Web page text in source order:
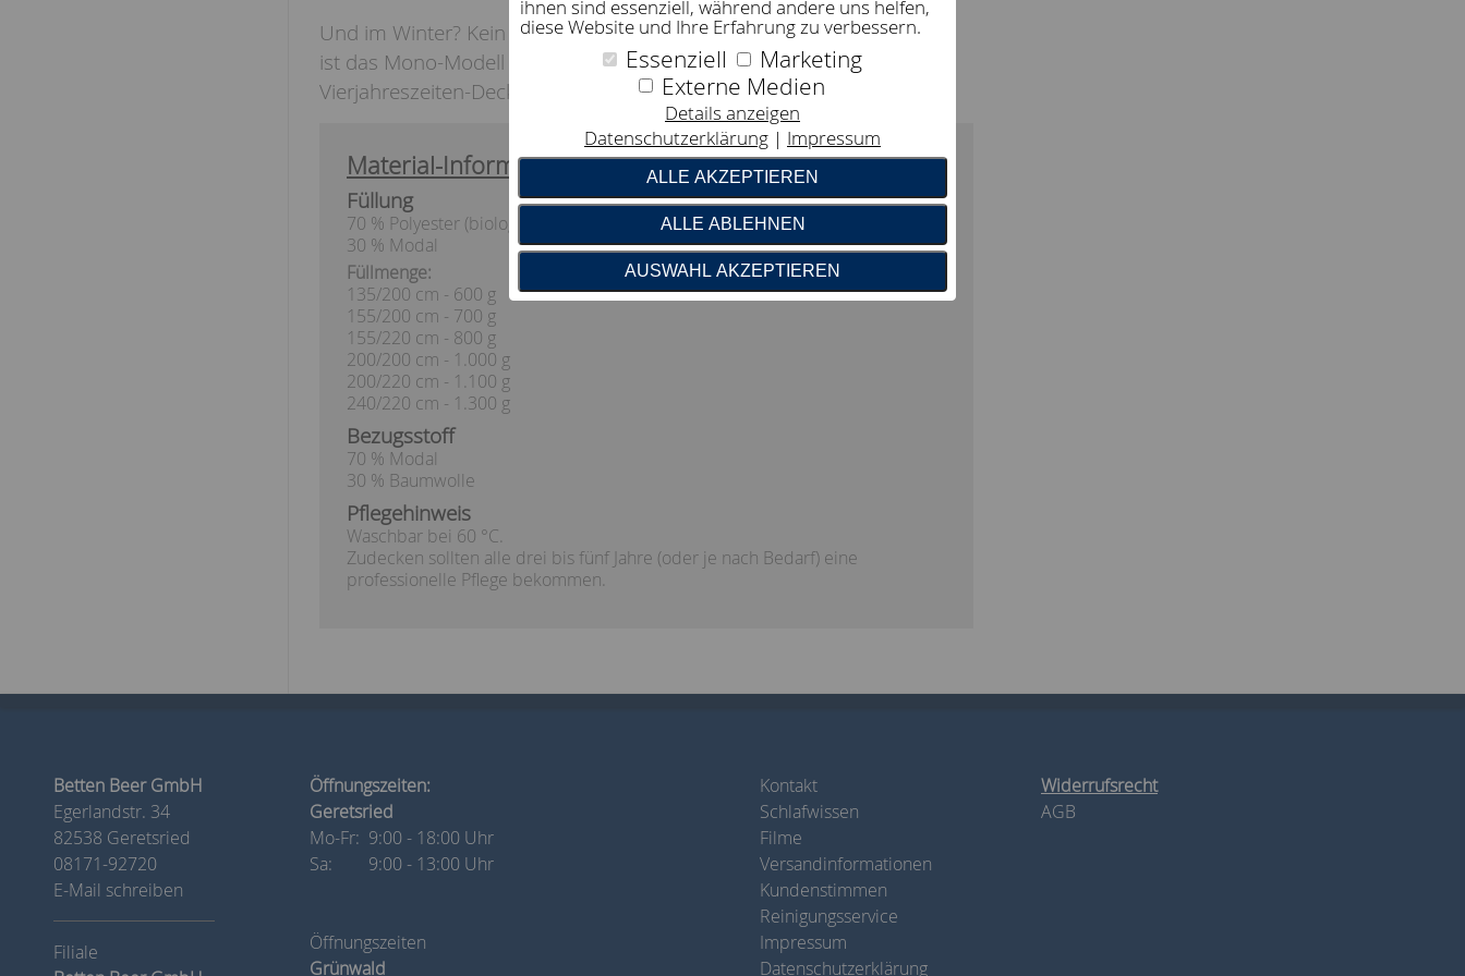
Und im Winter? Kein Problem: Mit den Decken-Verbindern “Loopies”
ist das Mono-Modell auch mit der Solo-Variante zu einer
Vierjahreszeiten-Decke kombinierbar.
Material-Information:
Füllung
70 % Polyester (biologisch abbaubar)
30 % Modal
Füllmenge:
135/200 cm - 600 g
155/200 cm - 700 g
155/220 cm - 800 g
200/200 cm - 1.000 g
200/220 cm - 1.100 g
240/220 cm - 1.300 g
Bezugsstoff
70 % Modal
30 % Baumwolle
Pflegehinweis
Waschbar bei 60 °C.
Zudecken sollten alle drei bis fünf Jahre (oder je nach Bedarf) eine
professionelle Pflege bekommen.
ihnen sind essenziell, während andere uns helfen,
diese Website und Ihre Erfahrung zu verbessern.
Essenziell
Marketing
Externe Medien
Details anzeigen
Datenschutzerklärung
Impressum
ALLE AKZEPTIEREN
ALLE ABLEHNEN
AUSWAHL AKZEPTIEREN
Betten Beer GmbH
Egerlandstr. 34
82538 Geretsried
08171-92720
E-Mail schreiben
Öffnungszeiten:
Geretsried
Mo-Fr: 9:00 - 18:00 Uhr
Sa:
9:00 - 13:00 Uhr
Öffnungszeiten
Grünwald
Kontakt
Schlafwissen
Filme
Versandinformationen
Kundenstimmen
Reinigungsservice
Impressum
Datenschutzerklärung
Widerrufsrecht
AGB